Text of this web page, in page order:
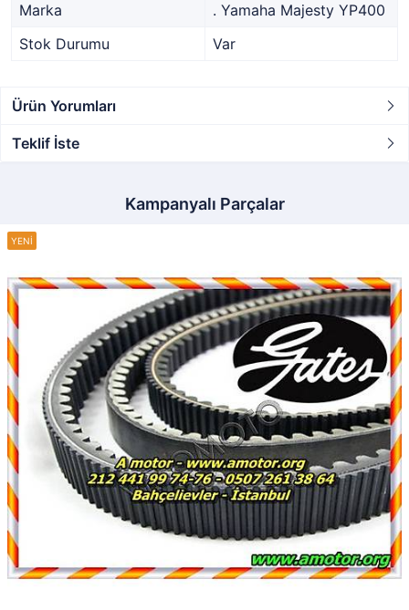
Marka
. Yamaha Majesty YP400
Stok Durumu
Var
Ürün Yorumları
Teklif İste
Kampanyalı Parçalar